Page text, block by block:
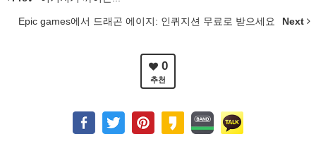
Epic games에서 드래곤 에이지: 인퀴지션 무료로 받으세요 Next
0
추천